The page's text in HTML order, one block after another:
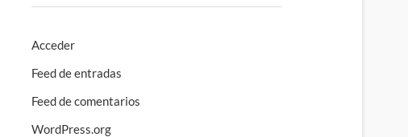
Acceder
Feed de entradas
Feed de comentarios
WordPress.org